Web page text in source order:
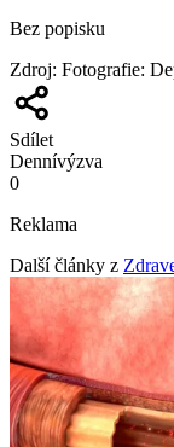
Bez popisku
Zdroj: Fotografie:
Sdílet
Dennívýzva
0
Reklama
Další články z